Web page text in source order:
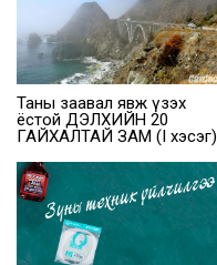
Таны заавал явж үзэх
ёстой ДЭЛХИЙН 20
ГАЙХАЛТАЙ ЗАМ (I хэсэг)